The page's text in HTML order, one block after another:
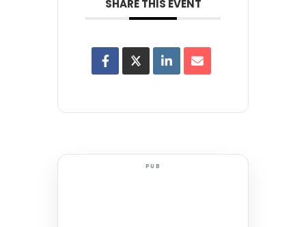
SHARE THIS EVENT
PUB